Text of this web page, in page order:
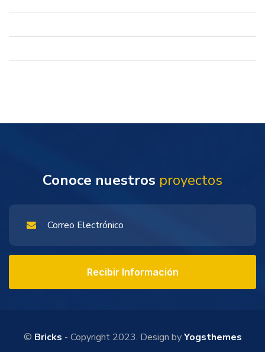
Conoce nuestros proyectos
Recibir Información
© Bricks - Copyright 2023. Design byYogsthemes